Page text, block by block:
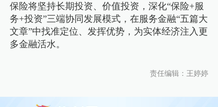
保险将坚持长期投资、价值投资，深化“保险+服
务+投资”三端协同发展模式，在服务金融“五篇大
文章”中找准定位、发挥优势，为实体经济注入更
多金融活水。
责任编辑：王婷婷